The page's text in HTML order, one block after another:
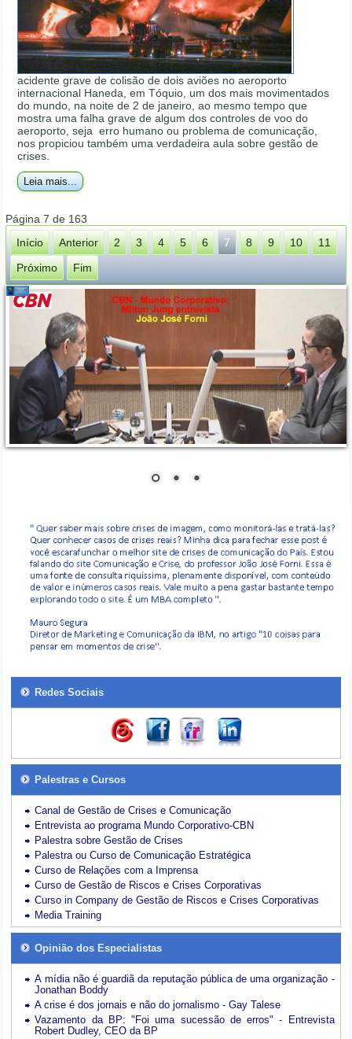
acidente grave de colisão de dois aviões no aeroporto
internacional Haneda, em Tóquio, um dos mais movimentados
do mundo, na noite de 2 de janeiro, ao mesmo tempo que
mostra uma falha grave de algum dos controles de voo do
aeroporto, seja erro humano ou problema de comunicação,
nos propiciou também uma verdadeira aula sobre gestão de
crises.
Leia mais...
Página 7 de 163
Início
Anterior 2 3 4 5 6 7 8 9 10
11
Próximo
Fim
Redes Sociais
Palestras e Cursos
Canal de Gestão de Crises e Comunicação
Entrevista ao programa Mundo Corporativo-CBN
Palestra sobre Gestão de Crises
Palestra ou Curso de Comunicação Estratégica
Curso de Relações com a Imprensa
Curso de Gestão de Riscos e Crises Corporativas
Curso in Company de Gestão de Riscos e Crises Corporativas
Media Training
Opinião dos Especialistas
A mídia não é guardiã da reputação pública de uma organização -
Jonathan Boddy
A crise é dos jornais e não do jornalismo - Gay Talese
Vazamento da BP: "Foi uma sucessão de erros" - Entrevista
Robert Dudley, CEO da BP